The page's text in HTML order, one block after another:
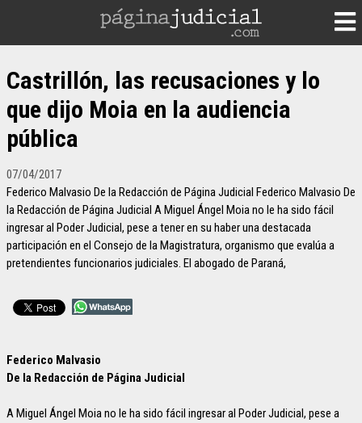
Castrillón, las recusaciones y lo
que dijo Moia en la audiencia
pública
07/04/2017
Federico Malvasio De la Redacción de Página Judicial Federico Malvasio De
la Redacción de Página Judicial A Miguel Ángel Moia no le ha sido fácil
ingresar al Poder Judicial, pese a tener en su haber una destacada
participación en el Consejo de la Magistratura, organismo que evalúa a
pretendientes funcionarios judiciales. El abogado de Paraná,
Federico Malvasio
De la Redacción de Página Judicial
A Miguel Ángel Moia no le ha sido fácil ingresar al Poder Judicial, pese a